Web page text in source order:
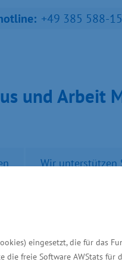
eingesetzt, die für das
die freie Software AWStats für
+49 385 588-
und Ar­beit
Wir unterstützen